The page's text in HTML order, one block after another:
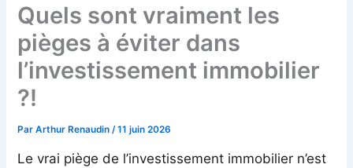
Quels sont vraiment les
pièges à éviter dans
l’investissement immobilier
?!
ParArthur Renaudin /11 juin 2026
Le vrai piège de l’investissement immobilier n’est